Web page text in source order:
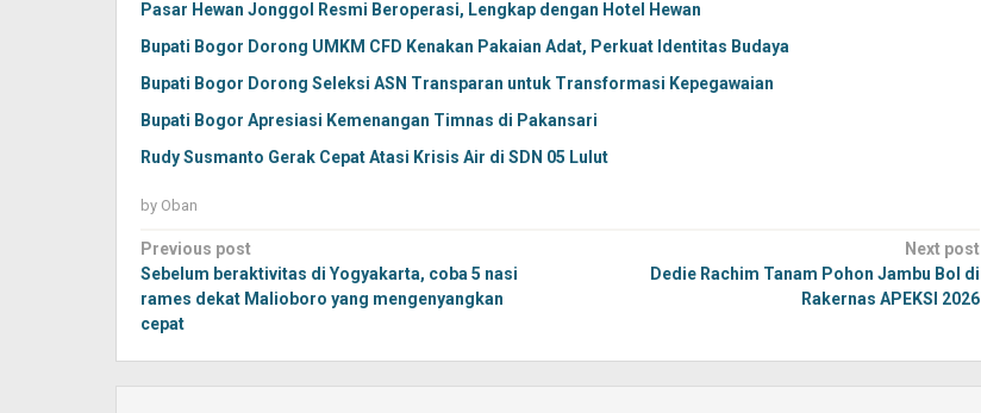
Pasar Hewan Jonggol Resmi Beroperasi, Lengkap dengan Hotel Hewan
Bupati Bogor Dorong UMKM CFD Kenakan Pakaian Adat, Perkuat Identitas Budaya
Bupati Bogor Dorong Seleksi ASN Transparan untuk Transformasi Kepegawaian
Bupati Bogor Apresiasi Kemenangan Timnas di Pakansari
Rudy Susmanto Gerak Cepat Atasi Krisis Air di SDN 05 Lulut
by Oban
Post
navigation
Previous post
Sebelum beraktivitas di Yogyakarta, coba 5 nasi
rames dekat Malioboro yang mengenyangkan
cepat
Next post
Dedie Rachim Tanam Pohon Jambu Bol di
Rakernas APEKSI 2026